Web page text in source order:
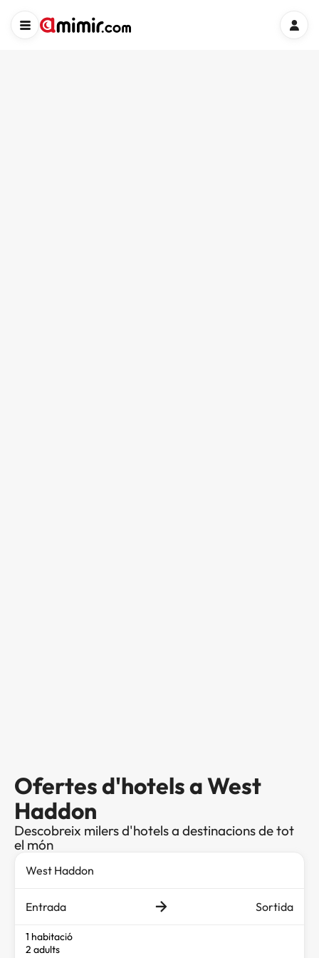
Ofertes d'hotels a West
Haddon
Descobreix milers d'hotels a destinacions de tot
el món
Entrada Sortida
1 habitació
2 adults